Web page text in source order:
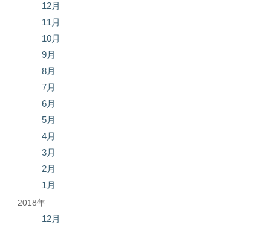
12月
11月
10月
9月
8月
7月
6月
5月
4月
3月
2月
1月
2018年
12月